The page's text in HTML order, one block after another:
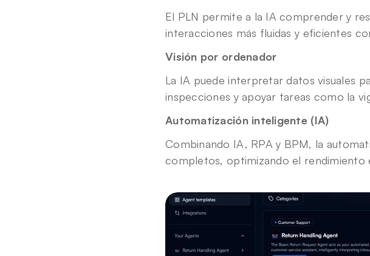
El PLN permite a la IA comprender y
interacciones más fluidas y eficientes
Visión por ordenador
La IA puede interpretar datos visuales
inspecciones y apoyar tareas como la
Automatización inteligente (IA)
Combinando IA, RPA y BPM, la
completos, optimizando el rendimiento